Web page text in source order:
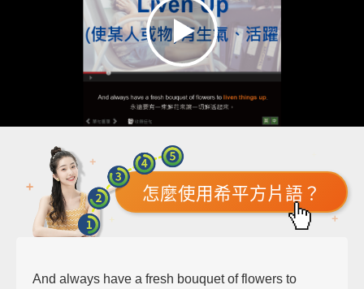
怎麼使用希平方片語？
And always have a fresh bouquet of flowers to